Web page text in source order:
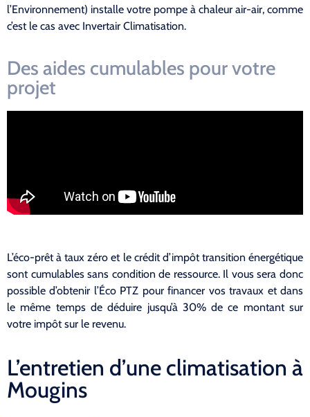
l’Environnement) installe votre pompe à chaleur air-air, comme
c’est le cas avec Invertair Climatisation.
Des aides cumulables pour votre
projet
L’éco-prêt à taux zéro et le crédit d’impôt transition énergétique
sont cumulables sans condition de ressource. Il vous sera donc
possible d’obtenir l’Éco PTZ pour financer vos travaux et dans
le même temps de déduire jusqu’à 30% de ce montant sur
votre impôt sur le revenu.
L’entretien d’une climatisation à
Mougins